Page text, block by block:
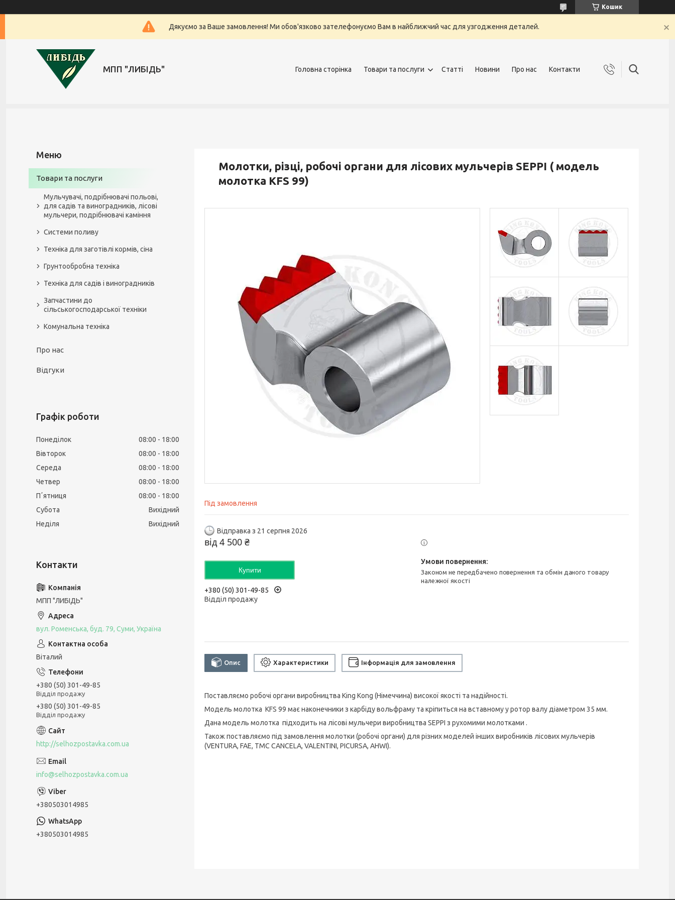
Кошик
Дякуємо за Ваше замовлення! Ми обов'язково зателефонуємо Вам в найближчий час для узгодження деталей.
МПП "ЛИБІДЬ" Головна сторінка Товари та послуги Статті Новини Про нас Контакти
Молотки, різці, робочі органи для лісових мульчерів SEPPI ( модель
молотка KFS 99)
Під замовлення
Відправка з 21 серпня 2026
від 4 500 ₴
Купити
+380 (50) 301-49-85
Відділ продажу
Законом не передбачено повернення та обмін даного товару
належної якості
Опис Характеристики Інформація для замовлення
Поставляємо робочі органи виробництва King Kong (Німеччина) високої якості та надійності.
Модель молотка KFS 99 має наконечники з карбіду вольфраму та кріпиться на вставному у ротор валу діаметром 35 мм.
Дана модель молотка підходить на лісові мульчери виробництва SEPPI з рухомими молотками .
Також поставляємо під замовлення молотки (робочі органи) для різних моделей інших виробників лісових мульчерів
(VENTURA, FAE, TMC CANCELA, VALENTINI, PICURSA, AHWI).
Товари та послуги
Мульчувачі, подрібнювачі польові,
для садів та виноградників, лісові
мульчери, подрібнювачі каміння
Системи поливу
Техніка для заготівлі кормів, сіна
Грунтообробна техніка
Техніка для садів і виноградників
Запчастини до
сільськогосподарської техніки
Комунальна техніка
Про нас
Відгуки
Графік роботи
Понеділок 08:00
18:00
Вівторок
08:00
18:00
Середа
08:00
18:00
Четвер
08:00
18:00
Пʼятниця
08:00
18:00
Субота
Вихідний
Неділя
Вихідний
МПП "ЛИБІДЬ"
вул. Роменська, буд. 79, Суми, Україна
Віталий
+380 (50) 301-49-85
Відділ продажу
+380 (50) 301-49-85
Відділ продажу
http://selhozpostavka.com.ua
info@selhozpostavka.com.ua
+380503014985
+380503014985